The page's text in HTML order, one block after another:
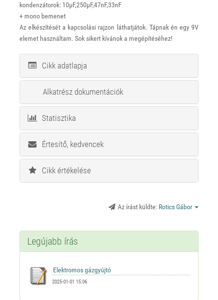
kondenzátorok: 10µF,250µF,47nF,33nF
+ mono bemenet
Az elkészítését a kapcsolási rajzon láthatjátok. Tápnak én egy 9V
elemet használtam. Sok sikert kívánok a megépítéséhez!
Cikk adatlapja
Alkatrész dokumentációk
Statisztika
Értesítő, kedvencek
Cikk értékelése
Az írást küldte: Rotics Gábor
Legújabb írás
2025-01-01 15:06